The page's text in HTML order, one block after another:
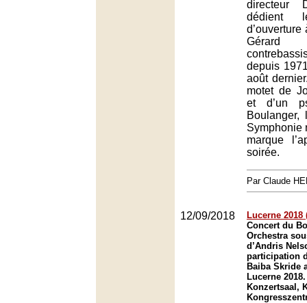
directeur
dédient
depuis
août
motet de
et d’un
Boulanger,
Symphonie
marque
soirée.
Par Claude
12/09/2018
Lucerne
Concert du
Orchestra
d’Andris
participation
Baiba Skride
Lucerne 2018.
Konzertsaal,